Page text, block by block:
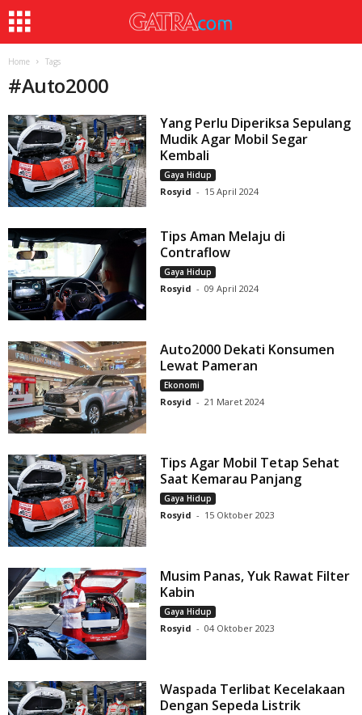
Home Tags
#Auto2000
Yang Perlu Diperiksa Sepulang
Mudik Agar Mobil Segar
Kembali
Gaya Hidup
Rosyid - 15 April 2024
Tips Aman Melaju di
Contraflow
Gaya Hidup
Rosyid - 09 April 2024
Auto2000 Dekati Konsumen
Lewat Pameran
Ekonomi
Rosyid - 21 Maret 2024
Tips Agar Mobil Tetap Sehat
Saat Kemarau Panjang
Gaya Hidup
Rosyid - 15 Oktober 2023
Musim Panas, Yuk Rawat Filter
Kabin
Gaya Hidup
Rosyid - 04 Oktober 2023
Waspada Terlibat Kecelakaan
Dengan Sepeda Listrik